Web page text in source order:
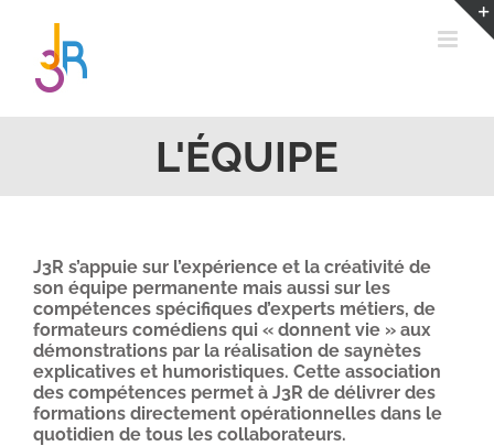
contenu
L'ÉQUIPE
J3R s’appuie sur l’expérience et la créativité de
son équipe permanente mais aussi sur les
compétences spécifiques d’experts métiers, de
formateurs comédiens qui « donnent vie » aux
démonstrations par la réalisation de saynètes
explicatives et humoristiques. Cette association
des compétences permet à J3R de délivrer des
formations directement opérationnelles dans le
quotidien de tous les collaborateurs.